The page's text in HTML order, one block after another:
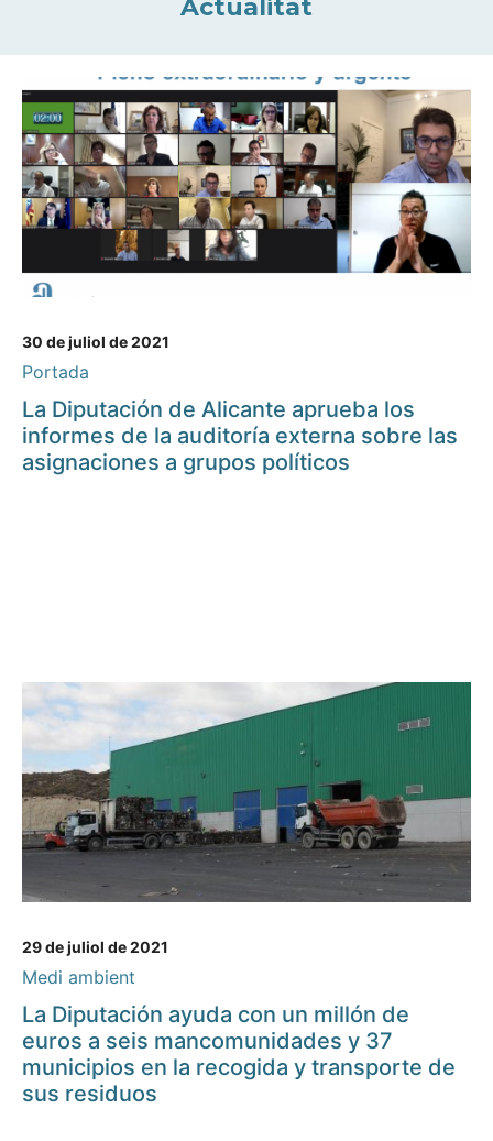
Actualitat
30 de juliol de 2021
Portada
La Diputación de Alicante aprueba los
informes de la auditoría externa sobre las
asignaciones a grupos políticos
29 de juliol de 2021
Medi ambient
La Diputación ayuda con un millón de
euros a seis mancomunidades y 37
municipios en la recogida y transporte de
sus residuos